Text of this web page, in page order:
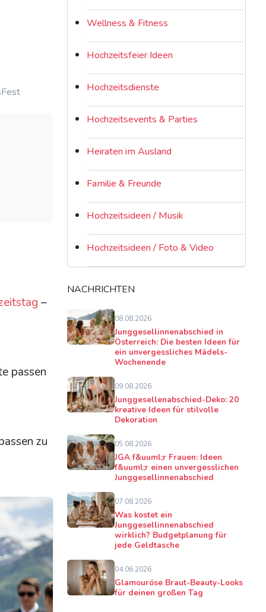
–
passen
zu
Wellness & Fitness
Hochzeitsfeier Ideen
Hochzeitsdienste
Hochzeitsevents & Parties
Heiraten im Ausland
Familie & Freunde
Hochzeitsideen / Musik
Hochzeitsideen / Foto & Video
NACHRICHTEN
08.08.2026
Junggesellinnenabschied in
Österreich: Die besten Ideen für
ein unvergessliches Mädels-
Wochenende
09.08.2026
Junggesellenabschied-Deko: 20
kreative Ideen für stilvolle
Dekoration
05.08.2026
JGA f&uuml;r Frauen: Ideen
f&uuml;r einen unvergesslichen
Junggesellinnenabschied
07.08.2026
Was kostet ein
Junggesellinnenabschied
wirklich? Budgetplanung für
jede Geldtasche
04.06.2026
Glamouröse Braut-Beauty-Looks
für deinen großen Tag